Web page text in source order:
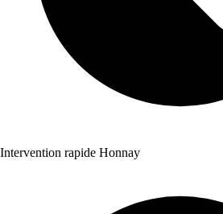
Intervention rapide Honnay